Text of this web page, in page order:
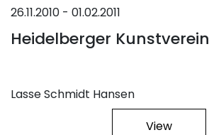
26.11.2010 - 01.02.2011
Heidelberger Kunstverein
Lasse Schmidt Hansen
View